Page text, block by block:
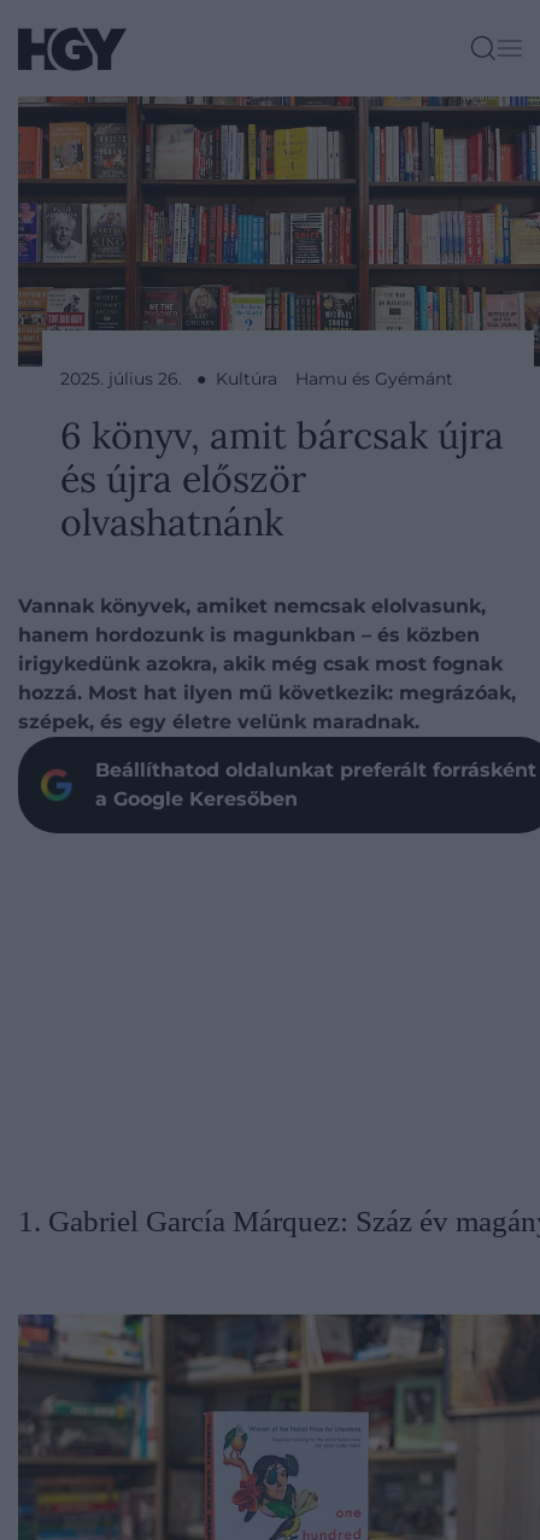
2025. július 26. ● Kultúra Hamu és Gyémánt
6 könyv, amit bárcsak újra
és újra először
olvashatnánk
Vannak könyvek, amiket nemcsak elolvasunk,
hanem hordozunk is magunkban – és közben
irigykedünk azokra, akik még csak most fognak
hozzá. Most hat ilyen mű következik: megrázóak,
szépek, és egy életre velünk maradnak.
Beállíthatod oldalunkat preferált forrásként
a Google Keresőben
1. Gabriel García Márquez: Száz év